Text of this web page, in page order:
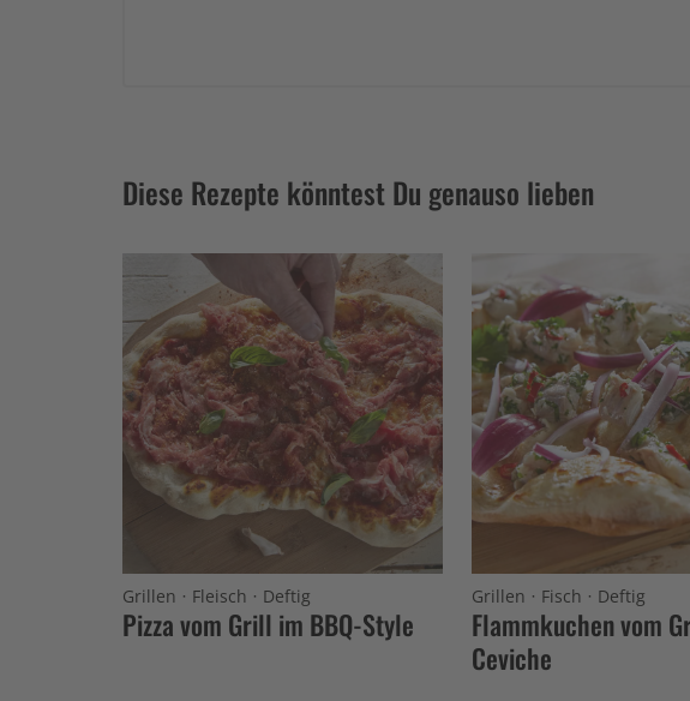
Diese Rezepte könntest Du genauso lieben
Grillen · Fleisch · Deftig
Pizza vom Grill im BBQ-Style
Grillen · Fisch · Deftig
Flammkuchen vom
Ceviche